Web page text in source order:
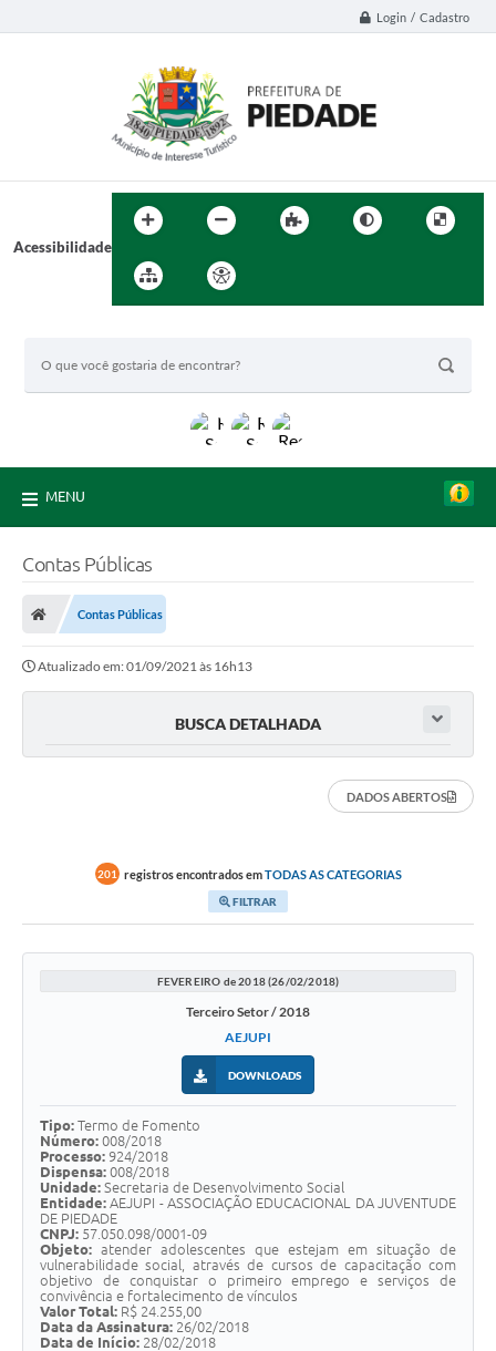
Login / Cadastro
Acessibilidade
MENU
Contas Públicas
Contas Públicas
Atualizado em: 01/09/2021 às 16h13
BUSCA DETALHADA
DADOS ABERTOS
201 registros encontrados emTODAS AS CATEGORIAS
FILTRAR
FEVEREIRO de 2018 (26/02/2018)
Terceiro Setor / 2018
AEJUPI
DOWNLOADS
Tipo: Termo de Fomento
Número: 008/2018
Processo: 924/2018
Dispensa: 008/2018
Unidade: Secretaria de Desenvolvimento Social
Entidade:AEJUPI - ASSOCIAÇÃO EDUCACIONAL DA JUVENTUDE
DE PIEDADE
CNPJ: 57.050.098/0001-09
Objeto: atender adolescentes que estejam em situação de
vulnerabilidade social, através de cursos de capacitação com
objetivo de conquistar o primeiro emprego e serviços de
convivência e fortalecimento de vínculos
Valor Total: R$ 24.255,00
Data da Assinatura: 26/02/2018
Data de Início: 28/02/2018